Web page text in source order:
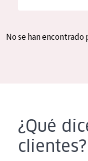
Crema de día
Crema de noche
Spanish
No se han
¿Qué
clientes?